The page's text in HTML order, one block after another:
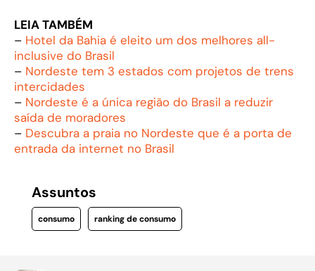
LEIA TAMBÉM
– Hotel da Bahia é eleito um dos melhores all-
inclusive do Brasil
– Nordeste tem 3 estados com projetos de trens
intercidades
– Nordeste é a única região do Brasil a reduzir
saída de moradores
– Descubra a praia no Nordeste que é a porta de
entrada da internet no Brasil
Assuntos
consumo ranking de consumo